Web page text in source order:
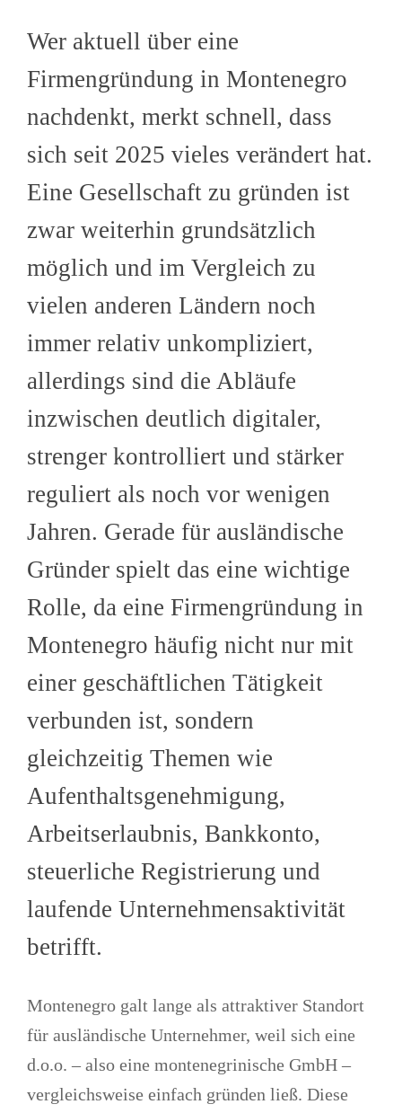
Wer aktuell über eine
Firmengründung in Montenegro
nachdenkt, merkt schnell, dass
sich seit 2025 vieles veränderthat.
Eine Gesellschaft zu gründen ist
zwar weiterhin grundsätzlich
möglich und im Vergleich zu
vielen anderen Ländern noch
immer relativ unkompliziert,
allerdings sind die Abläufe
inzwischen deutlich digitaler,
strenger kontrolliert und stärker
reguliert als noch vor wenigen
Jahren. Gerade für ausländische
Gründer spielt das eine wichtige
Rolle, da eine Firmengründung in
Montenegro häufig nicht nur mit
einer geschäftlichen Tätigkeit
verbunden ist, sondern
gleichzeitig Themen wie
Aufenthaltsgenehmigung,
Arbeitserlaubnis, Bankkonto,
steuerliche Registrierung und
laufende Unternehmensaktivität
betrifft.
Montenegro galt lange als attraktiver Standort
für ausländische Unternehmer, weil sich eine
d.o.o. – also eine montenegrinische GmbH–
vergleichsweise einfach gründen ließ. Diese